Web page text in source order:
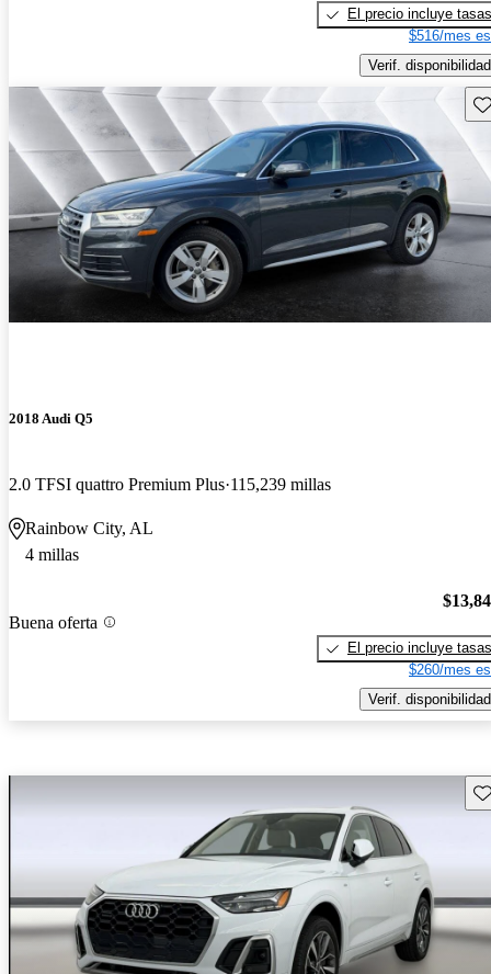
El precio incluye tasas
$516/mes
Verif. disponibilidad
2018 Audi Q5
2.0 TFSI quattro Premium Plus 115,239 millas
Rainbow City, AL
4 millas
Buena oferta
El precio incluye tasas
$260/mes
Verif. disponibilidad